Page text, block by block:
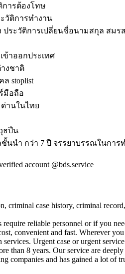
ารต้องโทษ
วัติการทำงาน
ประวัติการเปลี่ยนชื่อนามสกุล สม
ข้าออกประเทศ
งชาติ
stoplist
มือถือ
านในไทย
ธปืน
นนำ กว่า 7 ปี จรรยาบรรณในการ
account @bds.service
criminal case history, criminal
require reliable personnel or if you
convenient and fast. Wherever
services. Urgent case or urgent service
than 8 years. Our service are
companies and has gained a lot of